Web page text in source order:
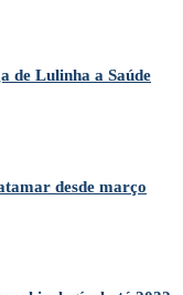
de Lulinha a Saúde
desde março